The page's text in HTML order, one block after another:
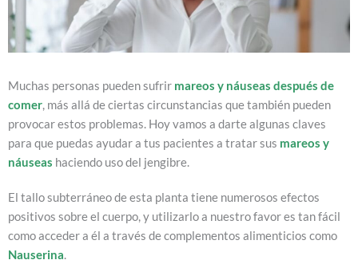
Muchas personas pueden sufrir mareos y náuseas después de
comer, más allá de ciertas circunstancias que también pueden
provocar estos problemas. Hoy vamos a darte algunas claves
para que puedas ayudar a tus pacientes a tratar sus mareos y
náuseas haciendo uso del jengibre.
El tallo subterráneo de esta planta tiene numerosos efectos
positivos sobre el cuerpo, y utilizarlo a nuestro favor es tan fácil
como acceder a él a través de complementos alimenticios como
Nauserina.